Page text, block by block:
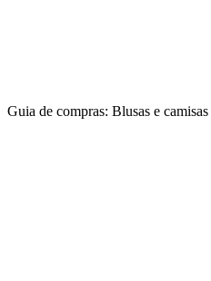
Guia de compras: Blusas e